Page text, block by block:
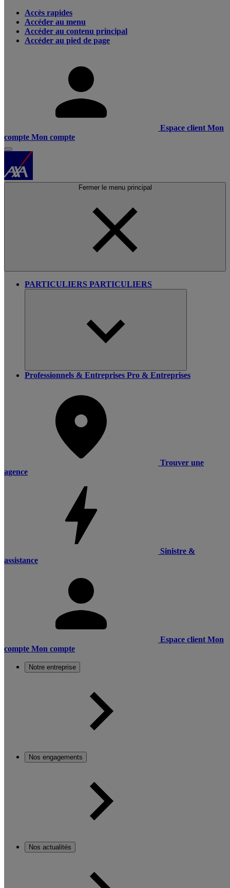
Accès rapides
Accéder au menu
Accéder au contenu principal
Accéder au pied de page
Espace client Mon
compte Mon compte
Fermer le menu principal
PARTICULIERS PARTICULIERS
Professionnels & Entreprises Pro & Entreprises
Trouver une
agence
Sinistre &
assistance
Espace client Mon
compte Mon compte
Notre entreprise
Nos engagements
Nos actualités